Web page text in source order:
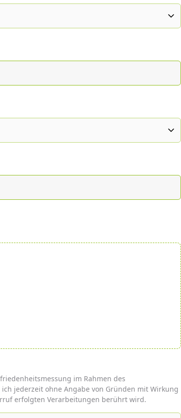
im Rahmen des
jederzeit ohne Angabe von Gründen mit Wirkung
erfolgten Verarbeitungen berührt wird.